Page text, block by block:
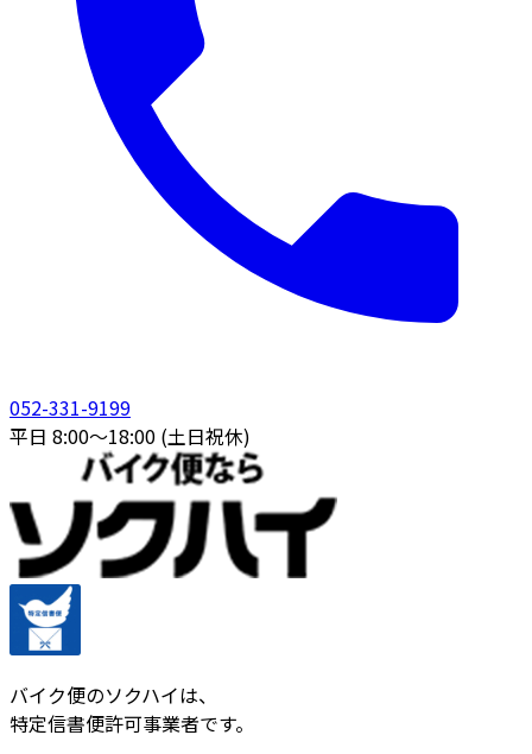
052-331-9199
平日 8:00〜18:00 (土日祝休)
バイク便のソクハイは、
特定信書便許可事業者です。